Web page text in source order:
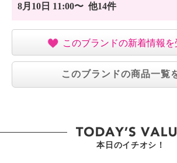
8月10日 11:00〜 他14件
このブランドの新着情報を
このブランドの商品一覧
本日のイチオシ！